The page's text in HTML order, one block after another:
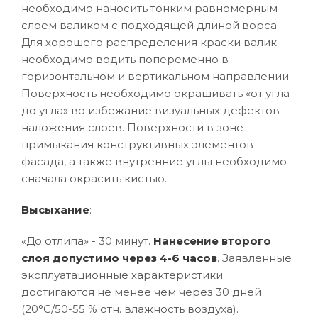
необходимо наносить тонким равномерным
слоем валиком с подходящей длиной ворса.
Для хорошего распределения краски валик
необходимо водить попеременно в
горизонтальном и вертикальном направлении.
Поверхность необходимо окрашивать «от угла
до угла» во избежание визуальных дефектов
наложения слоев. Поверхности в зоне
примыкания конструктивных элементов
фасада, а также внутренние углы необходимо
сначала окрасить кистью.
Высыхание:
«До отлипа» - 30 минут. Нанесение второго
слоя допустимо через 4-6 часов. Заявленные
эксплуатационные характеристики
достигаются не менее чем через 30 дней
(20°C/50-55 % отн. влажность воздуха).